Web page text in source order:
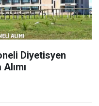
Diyetisyen